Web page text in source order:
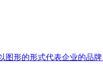
形的形式代表企业的品